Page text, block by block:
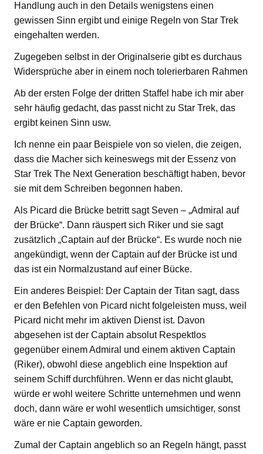
Handlung auch in den Details wenigstens einen
gewissen Sinn ergibt und einige Regeln von Star Trek
eingehalten werden.
Zugegeben selbst in der Originalserie gibt es durchaus
Widersprüche aber in einem noch tolerierbaren Rahmen
Ab der ersten Folge der dritten Staffel habe ich mir aber
sehr häufig gedacht, das passt nicht zu Star Trek, das
ergibt keinen Sinn usw.
Ich nenne ein paar Beispiele von so vielen, die zeigen,
dass die Macher sich keineswegs mit der Essenz von
Star Trek The Next Generation beschäftigt haben, bevor
sie mit dem Schreiben begonnen haben.
Als Picard die Brücke betritt sagt Seven – „Admiral auf
der Brücke“. Dann räuspert sich Riker und sie sagt
zusätzlich „Captain auf der Brücke“. Es wurde noch nie
angekündigt, wenn der Captain auf der Brücke ist und
das ist ein Normalzustand auf einer Bücke.
Ein anderes Beispiel: Der Captain der Titan sagt, dass
er den Befehlen von Picard nicht folgeleisten muss, weil
Picard nicht mehr im aktiven Dienst ist. Davon
abgesehen ist der Captain absolut Respektlos
gegenüber einem Admiral und einem aktiven Captain
(Riker), obwohl diese angeblich eine Inspektion auf
seinem Schiff durchführen. Wenn er das nicht glaubt,
würde er wohl weitere Schritte unternehmen und wenn
doch, dann wäre er wohl wesentlich umsichtiger, sonst
wäre er nie Captain geworden.
Zumal der Captain angeblich so an Regeln hängt, passt